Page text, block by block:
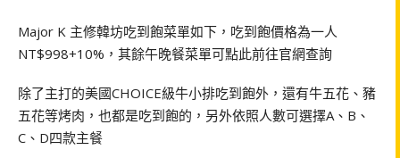
Major K 主修韓坊吃到飽菜單如下，吃到飽價格為一人
NT$998+10%，其餘午晚餐菜單可點此前往官網查詢
除了主打的美國CHOICE級牛小排吃到飽外，還有牛五花、豬
五花等烤肉，也都是吃到飽的，另外依照人數可選擇A、B、
C、D四款主餐